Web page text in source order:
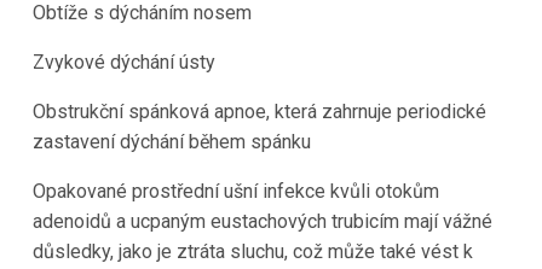
Obtíže s dýcháním nosem
Zvykové dýchání ústy
Obstrukční spánková apnoe, která zahrnuje periodické
zastavení dýchání během spánku
Opakované prostřední ušní infekce kvůli otokům
adenoidů a ucpaným eustachových trubicím mají vážné
důsledky, jako je ztráta sluchu, což může také vést k